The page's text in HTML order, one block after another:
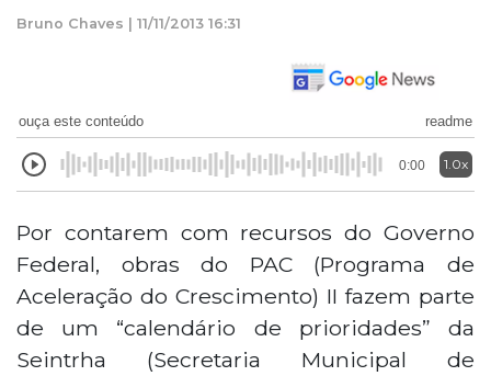
Bruno Chaves | 11/11/2013 16:31
ouça este conteúdo readme
0:00 1.0x
Por contarem com recursos do Governo
Federal, obras do PAC (Programa de
Aceleração do Crescimento) II fazem parte
de um “calendário de prioridades” da
Seintrha (Secretaria Municipal de